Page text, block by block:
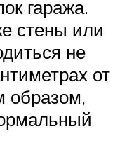
гаража.
стены или
не
от
образом,